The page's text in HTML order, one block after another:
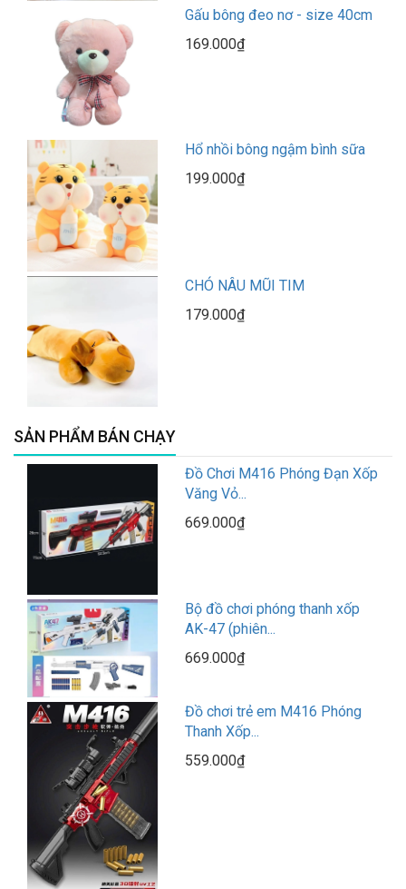
Gấu bông đeo nơ - size 40cm
169.000₫
Hổ nhồi bông ngậm bình sữa
199.000₫
CHÓ NÂU MŨI TIM
179.000₫
SẢN PHẨM BÁN CHẠY
Đồ Chơi M416 Phóng Đạn Xốp
Văng Vỏ...
669.000₫
Bộ đồ chơi phóng thanh xốp
AK-47 (phiên...
669.000₫
Đồ chơi trẻ em M416 Phóng
Thanh Xốp...
559.000₫